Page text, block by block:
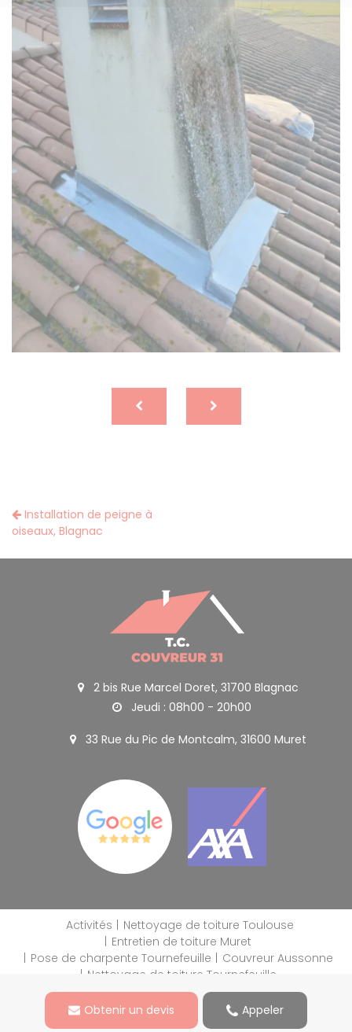
Obtenir un devis Appeler
Installation de peigne à
oiseaux, Blagnac
2 bis Rue Marcel Doret, 31700 Blagnac
Jeudi : 08h00 - 20h00
33 Rue du Pic de Montcalm, 31600 Muret
Activités
Nettoyage de toiture Toulouse
Entretien de toiture Muret
Pose de charpente Tournefeuille
Couvreur Aussonne
Nettoyage de toiture Tournefeuille
Mentions légales
Charte d’utilisation des données
Blog